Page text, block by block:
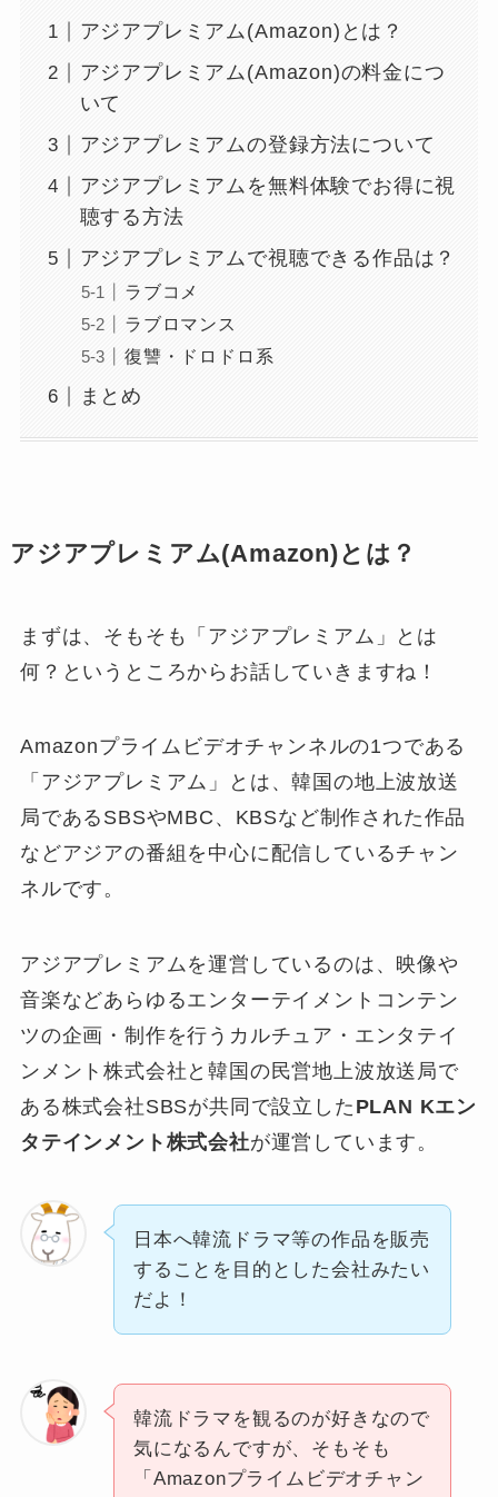
アジアプレミアム(Amazon)とは？
アジアプレミアム(Amazon)の料金につ
いて
アジアプレミアムの登録方法について
アジアプレミアムを無料体験でお得に視
聴する方法
アジアプレミアムで視聴できる作品は？
ラブコメ
ラブロマンス
復讐・ドロドロ系
まとめ
アジアプレミアム(Amazon)とは？
まずは、そもそも「アジアプレミアム」とは
何？というところからお話していきますね！
Amazonプライムビデオチャンネルの1つである
「アジアプレミアム」とは、韓国の地上波放送
局であるSBSやMBC、KBSなど制作された作品
などアジアの番組を中心に配信しているチャン
ネルです。
アジアプレミアムを運営しているのは、映像や
音楽などあらゆるエンターテイメントコンテン
ツの企画・制作を行うカルチュア・エンタテイ
ンメント株式会社と韓国の民営地上波放送局で
ある株式会社SBSが共同で設立した PLAN Kエン
タテインメント株式会社が運営しています。
日本へ韓流ドラマ等の作品を販売
することを目的とした会社みたい
だよ！
韓流ドラマを観るのが好きなので
気になるんですが、そもそも
「Amazonプライムビデオチャン